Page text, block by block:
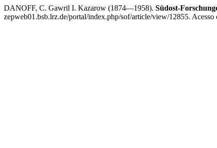
DANOFF, C. Gawril I. Kazarow (1874—1958). Südost-
zepweb01.bsb.lrz.de/portal/index.php/sof/article/view/12855. Acesso